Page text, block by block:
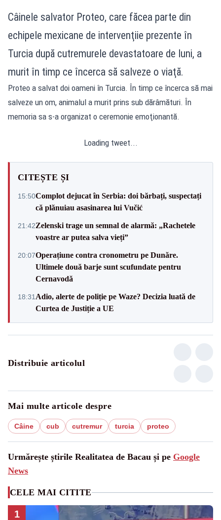
Câinele salvator Proteo, care făcea parte din
echipele mexicane de intervenţiie prezente în
Turcia după cutremurele devastatoare de luni, a
murit în timp ce încerca să salveze o viaţă.
Proteo a salvat doi oameni în Turcia. În timp ce încerca să mai
salveze un om, animalul a murit prins sub dărâmături. În
memoria sa s-a organizat o ceremonie emoţionantă.
Loading tweet...
CITEȘTE ȘI
15:50Complot dejucat în Serbia: doi bărbați, suspectați
că plănuiau asasinarea lui Vučić
21:42Zelenski trage un semnal de alarmă: „Rachetele
voastre ar putea salva vieți”
20:07Operațiune contra cronometru pe Dunăre.
Ultimele două barje sunt scufundate pentru
Cernavodă
18:31 Adio, alerte de poliție pe Waze? Decizia luată de
Curtea de Justiție a UE
Distribuie articolul
Mai multe articole despre
Câine cub cutremur turcia proteo
Urmărește știrile Realitatea de Bacau și pe Google
News
CELE MAI CITITE
1